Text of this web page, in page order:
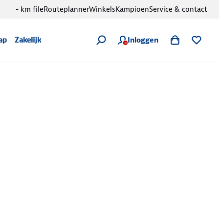
Zakelijk Inloggen
- km fileRouteplannerWinkelsKampioenService & contact